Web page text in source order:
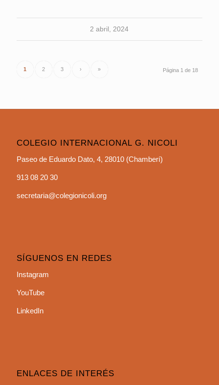
2 abril, 2024
Página 1 de 18
1 2 3 › »
COLEGIO INTERNACIONAL G. NICOLI
Paseo de Eduardo Dato, 4, 28010 (Chamberí)
913 08 20 30
secretaria@colegionicoli.org
SÍGUENOS EN REDES
Instagram
YouTube
LinkedIn
ENLACES DE INTERÉS